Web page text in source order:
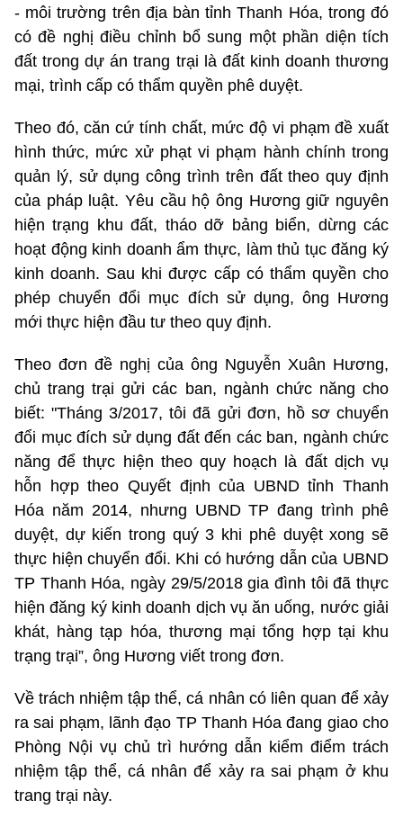
- môi trường trên địa bàn tỉnh Thanh Hóa, trong đó
có đề nghị điều chỉnh bổ sung một phần diện tích
đất trong dự án trang trại là đất kinh doanh thương
mại, trình cấp có thẩm quyền phê duyệt.
Theo đó, căn cứ tính chất, mức độ vi phạm đề xuất
hình thức, mức xử phạt vi phạm hành chính trong
quản lý, sử dụng công trình trên đất theo quy định
của pháp luật. Yêu cầu hộ ông Hương giữ nguyên
hiện trạng khu đất, tháo dỡ bảng biển, dừng các
hoạt động kinh doanh ẩm thực, làm thủ tục đăng ký
kinh doanh. Sau khi được cấp có thẩm quyền cho
phép chuyển đổi mục đích sử dụng, ông Hương
mới thực hiện đầu tư theo quy định.
Theo đơn đề nghị của ông Nguyễn Xuân Hương,
chủ trang trại gửi các ban, ngành chức năng cho
biết: "Tháng 3/2017, tôi đã gửi đơn, hồ sơ chuyển
đổi mục đích sử dụng đất đến các ban, ngành chức
năng để thực hiện theo quy hoạch là đất dịch vụ
hỗn hợp theo Quyết định của UBND tỉnh Thanh
Hóa năm 2014, nhưng UBND TP đang trình phê
duyệt, dự kiến trong quý 3 khi phê duyệt xong sẽ
thực hiện chuyển đổi. Khi có hướng dẫn của UBND
TP Thanh Hóa, ngày 29/5/2018 gia đình tôi đã thực
hiện đăng ký kinh doanh dịch vụ ăn uống, nước giải
khát, hàng tạp hóa, thương mại tổng hợp tại khu
trạng trại”, ông Hương viết trong đơn.
Về trách nhiệm tập thể, cá nhân có liên quan để xảy
ra sai phạm, lãnh đạo TP Thanh Hóa đang giao cho
Phòng Nội vụ chủ trì hướng dẫn kiểm điểm trách
nhiệm tập thể, cá nhân để xảy ra sai phạm ở khu
trang trại này.